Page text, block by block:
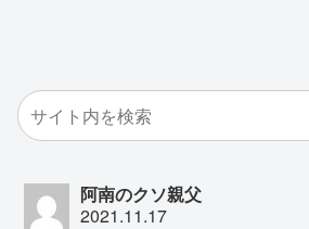
阿南のクソ親父
2021.11.17